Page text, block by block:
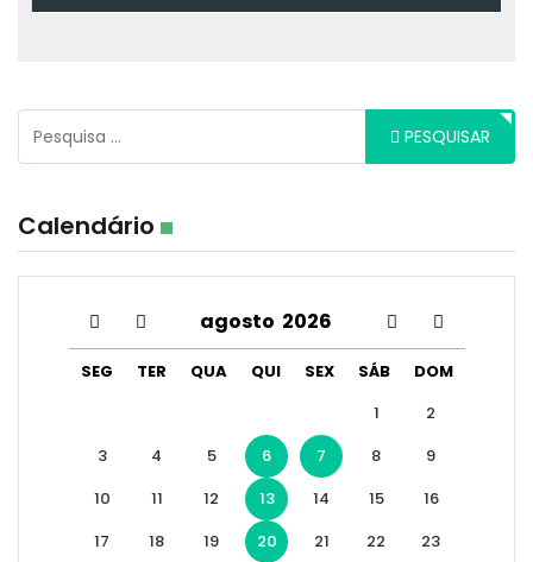
PESQUISAR
Calendário
agosto 2026
SEG TER QUA QUI SEX SÁB
DOM
1
2
3
4 5 6 7 8
9
10
11 12 13 14 15
16
17
18 19 20 21 22
23